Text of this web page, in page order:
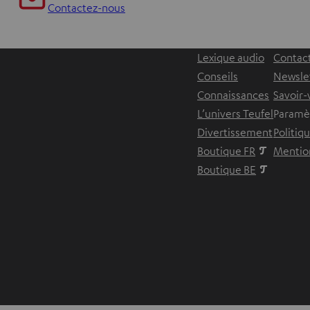
Contactez-nous
Lexique audio
Conseils
Connaissances
L’univers Teufel
Divertissement
Boutique FR
Boutique BE